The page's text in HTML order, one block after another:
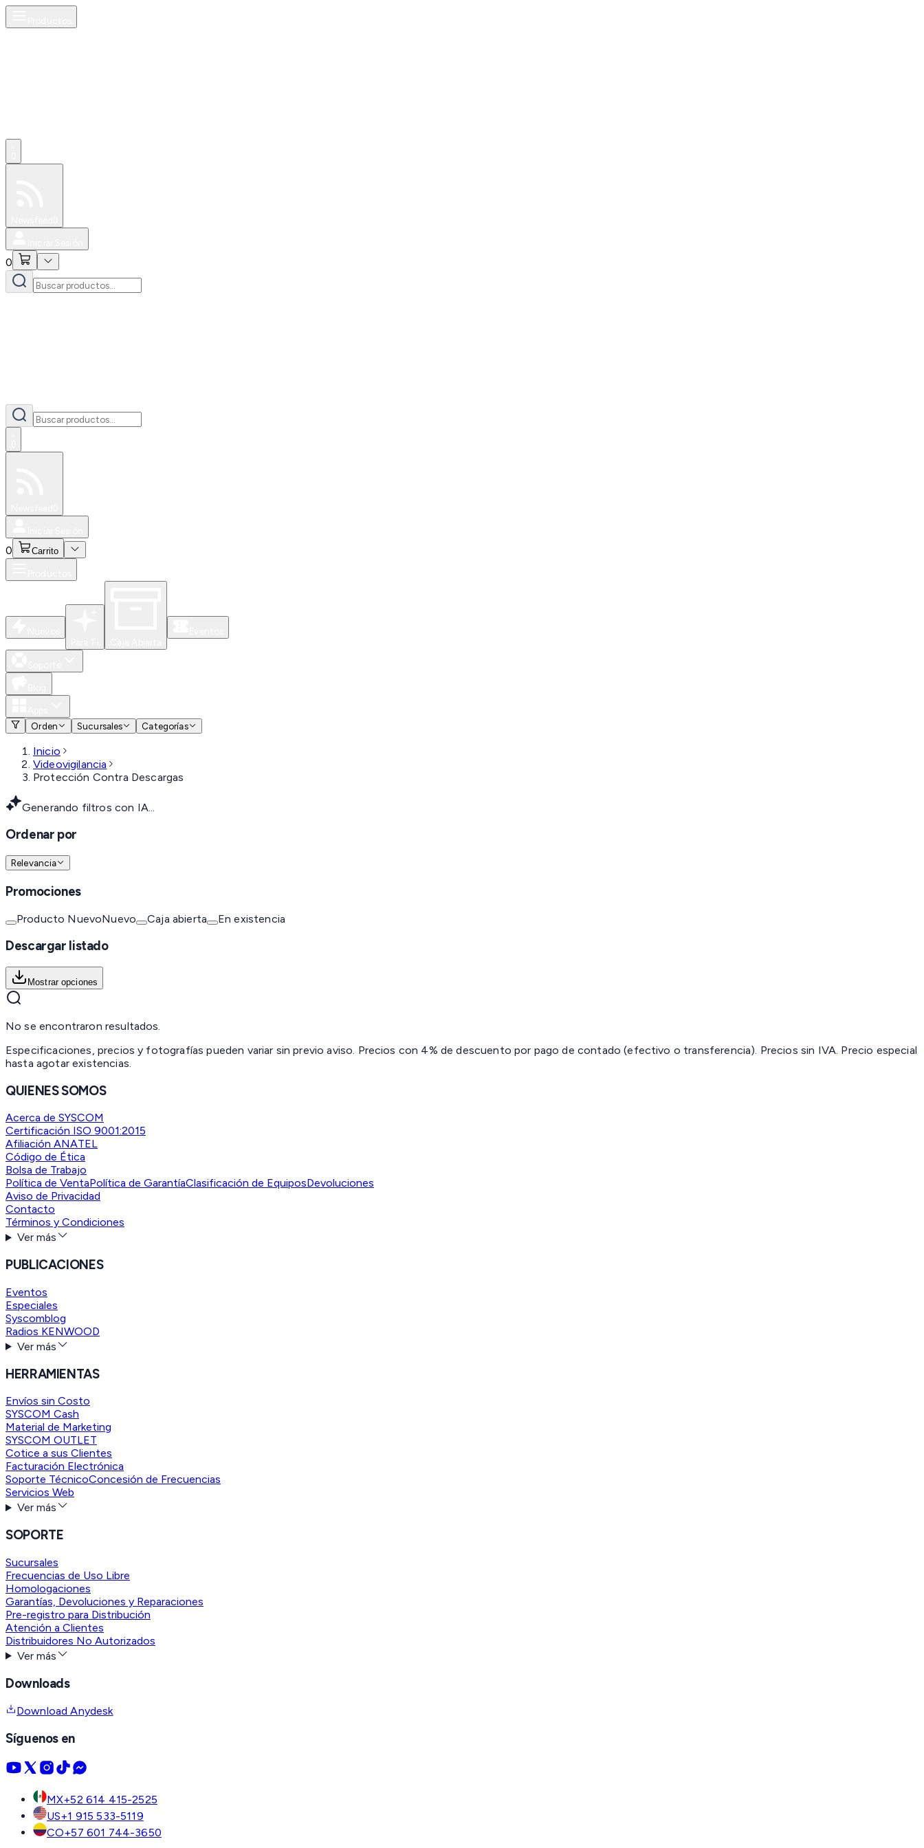
0
0 Carrito
Orden
Sucursales Categorías
Inicio
Videovigilancia
Protección Contra Descargas
Generando filtros con IA...
Ordenar por
Relevancia
Promociones
Producto NuevoNuevo Caja abierta En existencia
Descargar listado
Mostrar opciones
No se encontraron resultados.
Especificaciones, precios y fotografías pueden variar sin previo aviso. Precios con 4% de descuento por pago de contado (efectivo o transferencia). Precios sin IVA. Precio especial
hasta agotar existencias.
QUIENES SOMOS
Acerca de SYSCOM
Certificación ISO 9001:2015
Afiliación ANATEL
Código de Ética
Bolsa de Trabajo
Política de VentaPolítica de GarantíaClasificación de EquiposDevoluciones
Aviso de Privacidad
Contacto
Términos y Condiciones
Ver más
PUBLICACIONES
Eventos
Especiales
Syscomblog
Radios KENWOOD
Ver más
HERRAMIENTAS
Envíos sin Costo
SYSCOM Cash
Material de Marketing
SYSCOM OUTLET
Cotice a sus Clientes
Facturación Electrónica
Soporte TécnicoConcesión de Frecuencias
Servicios Web
Ver más
SOPORTE
Sucursales
Frecuencias de Uso Libre
Homologaciones
Garantías, Devoluciones y Reparaciones
Pre-registro para Distribución
Atención a Clientes
Distribuidores No Autorizados
Ver más
Downloads
Download Anydesk
Síguenos en
MX+52 614 415-2525
US+1 915 533-5119
CO+57 601 744-3650